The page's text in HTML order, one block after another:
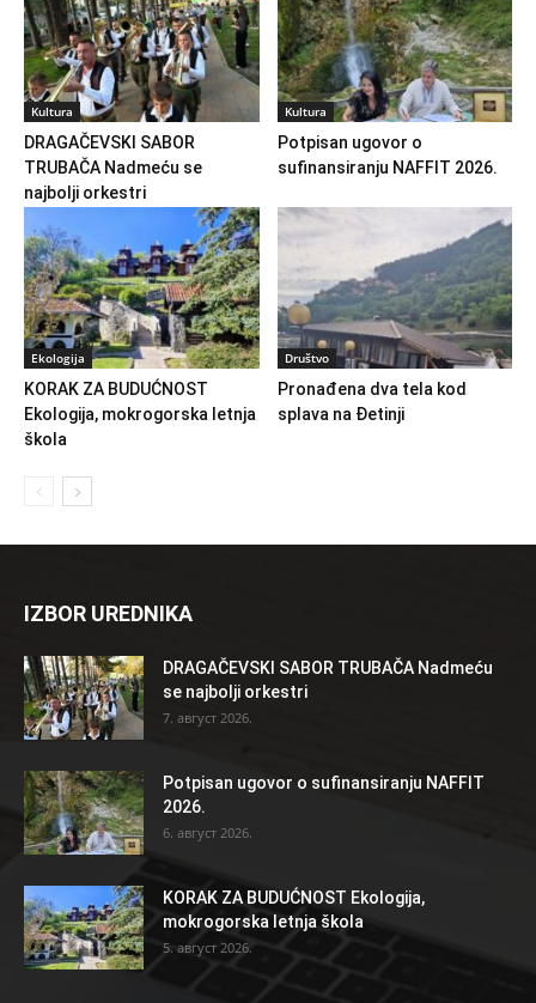
Kultura
DRAGAČEVSKI SABOR
TRUBAČA Nadmeću se
najbolji orkestri
Kultura
Potpisan ugovor o
sufinansiranju NAFFIT 2026.
Ekologija
KORAK ZA BUDUĆNOST
Ekologija, mokrogorska letnja
škola
Društvo
Pronađena dva tela kod
splava na Đetinji
IZBOR UREDNIKA
DRAGAČEVSKI SABOR TRUBAČA Nadmeću
se najbolji orkestri
7. август 2026.
Potpisan ugovor o sufinansiranju NAFFIT
2026.
6. август 2026.
KORAK ZA BUDUĆNOST Ekologija,
mokrogorska letnja škola
5. август 2026.